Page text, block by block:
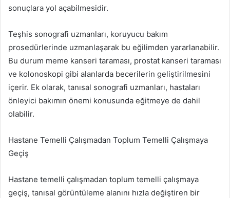
sonuçlara yol açabilmesidir.
Teşhis sonografi uzmanları, koruyucu bakım
prosedürlerinde uzmanlaşarak bu eğilimden yararlanabilir.
Bu durum meme kanseri taraması, prostat kanseri taraması
ve kolonoskopi gibi alanlarda becerilerin geliştirilmesini
içerir. Ek olarak, tanısal sonografi uzmanları, hastaları
önleyici bakımın önemi konusunda eğitmeye de dahil
olabilir.
Hastane Temelli Çalışmadan Toplum Temelli Çalışmaya
Geçiş
Hastane temelli çalışmadan toplum temelli çalışmaya
geçiş, tanısal görüntüleme alanını hızla değiştiren bir